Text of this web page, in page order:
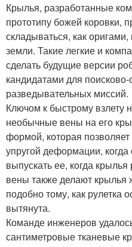
Крылья, разработанные
прототипу божей коровки,
складываться, как оригами,
земли. Такие легкие и
сделать будущие версии
кандидатами для
разведывательных миссий.
Ключом к быстрому взлету
необычные вены на его
формой, которая
упругой деформации, когда
выпускать ее, когда
вены также делают крылья
подобно тому, как рулетка
вытянута.
Команде инженеров
сантиметровые тканевые